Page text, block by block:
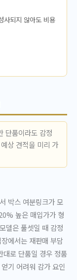
사되지 않아도 비용
단품이라도 감정
상 견적을 미리 가
박스 여분링크가 모
높은 매입가가 형
델은 풀셋일 때 감정
에서는 재판매 부담
대로 단품일 경우 정품
기 어려워 감가 요인